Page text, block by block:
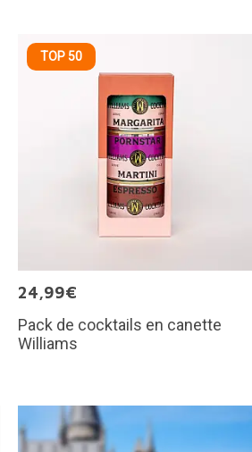
TOP 50
24,99€
Pack de cocktails en canette
Williams